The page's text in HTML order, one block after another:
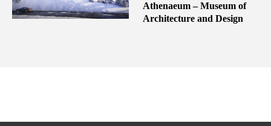
Athenaeum – Museum of
Architecture and Design